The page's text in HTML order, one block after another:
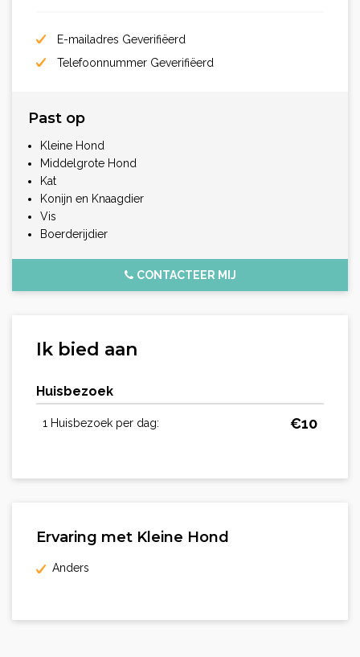
E-mailadres Geverifiëerd
Telefoonnummer Geverifiëerd
Past op
Kleine Hond
Middelgrote Hond
Kat
Konijn en Knaagdier
Vis
Boerderijdier
CONTACTEER MIJ
Ik bied aan
Huisbezoek
1 Huisbezoek per dag: €10
Ervaring met Kleine Hond
Anders